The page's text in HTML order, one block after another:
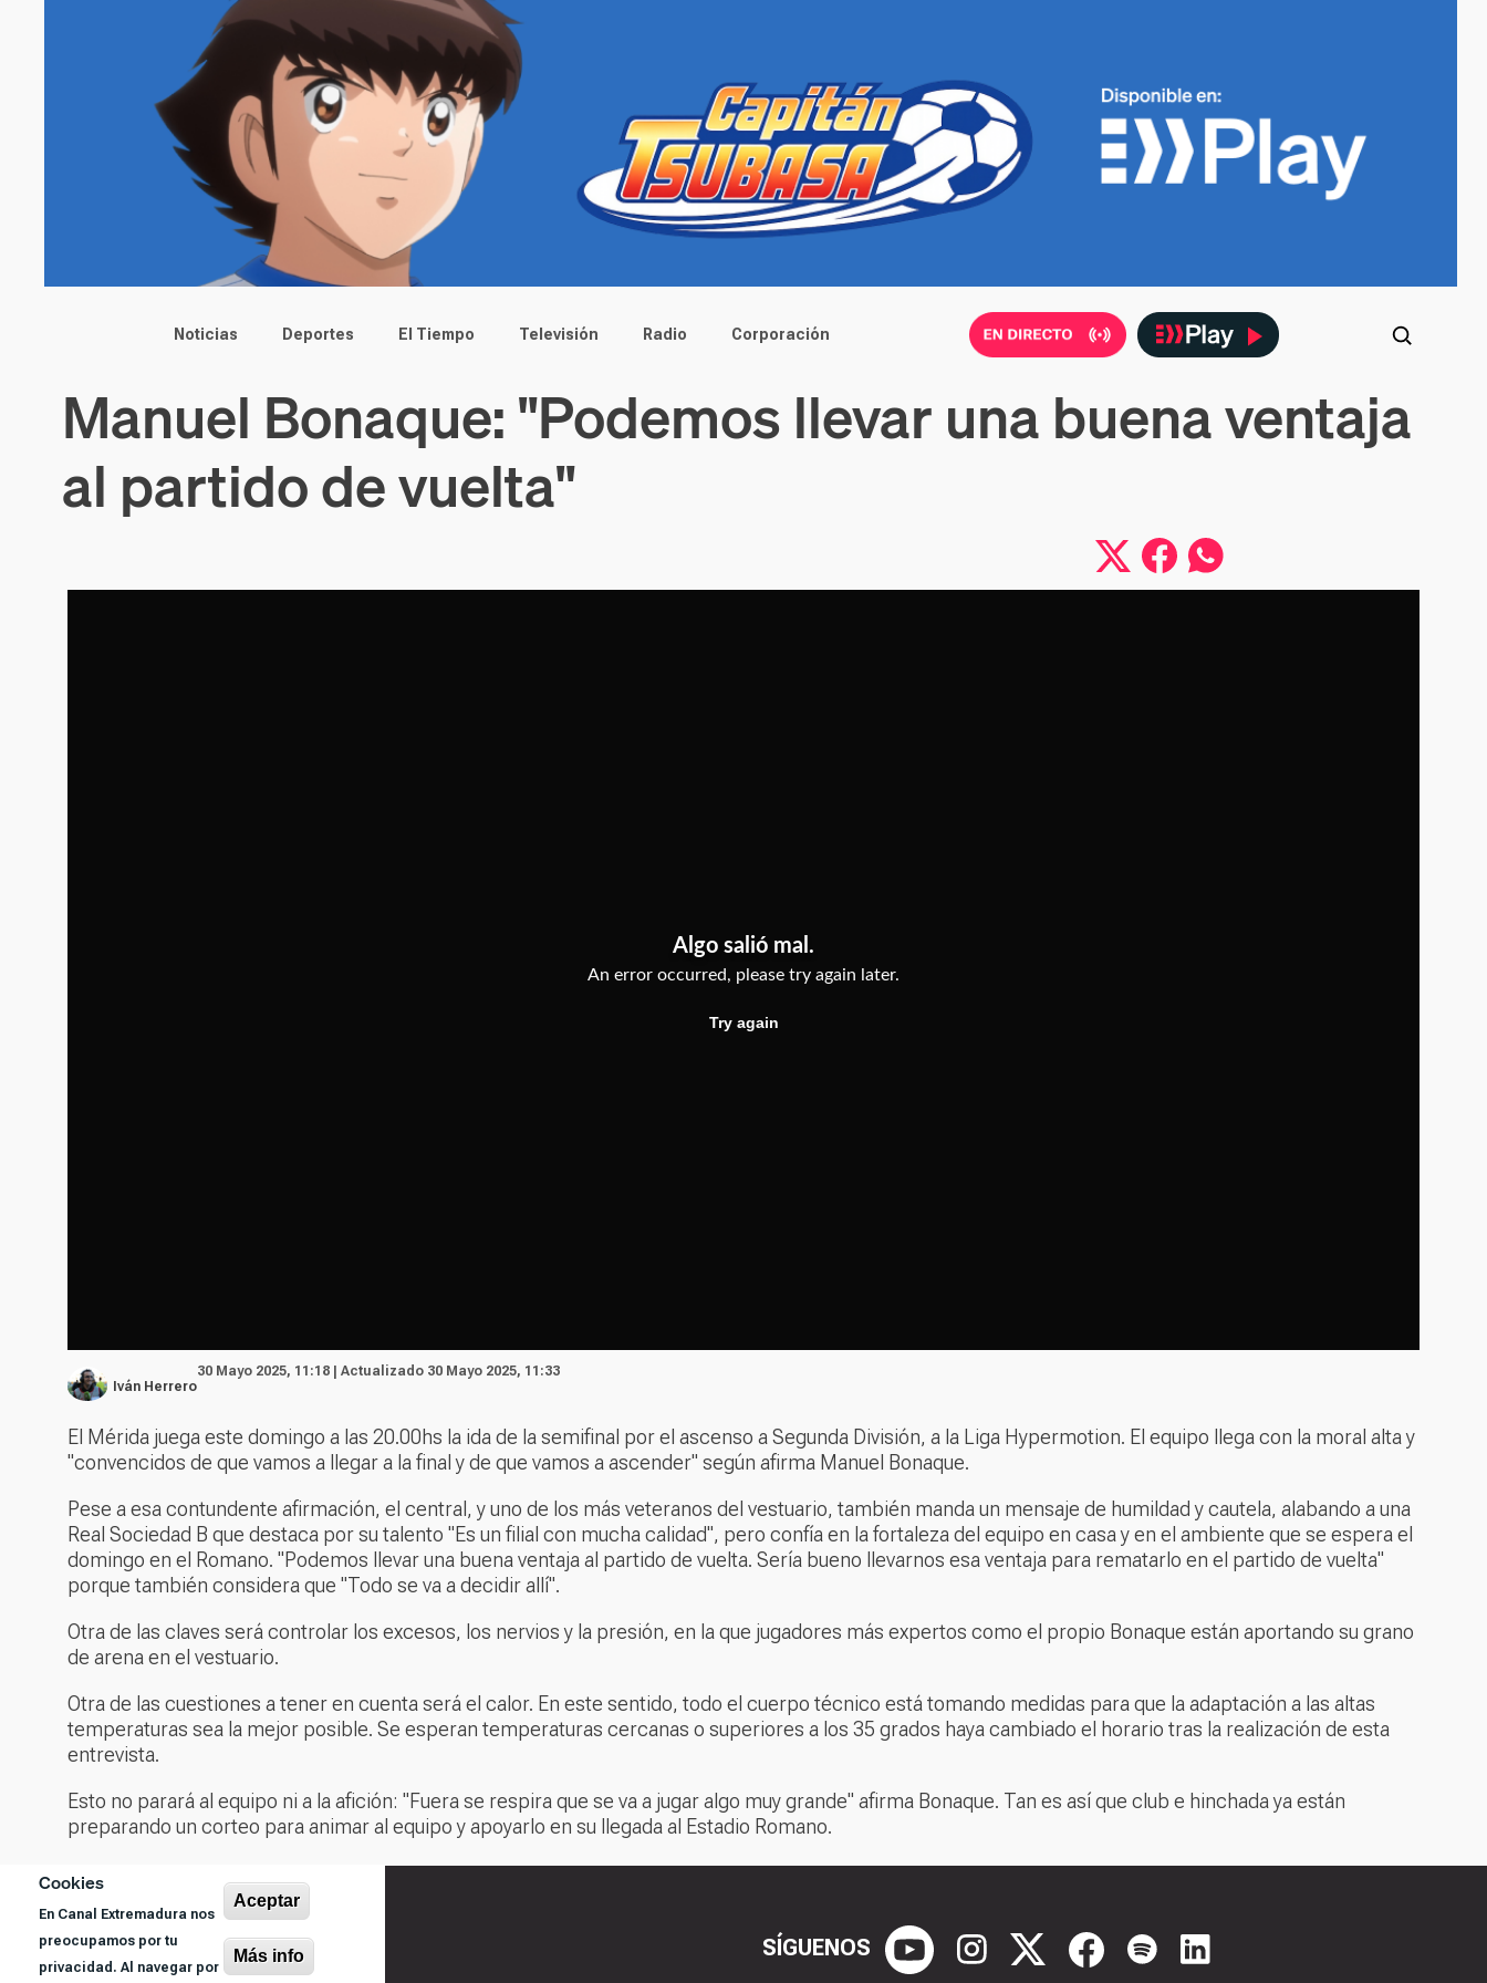
Cookies
En Canal Extremadura nos
preocupamos por tu
privacidad. Al navegar por
Aceptar
Más info
Main menu
Noticias Deportes El Tiempo Televisión Radio Corporación
Manuel Bonaque: "Podemos llevar una buena ventaja
al partido de vuelta"
Iván Herrero
30 Mayo 2025, 11:18 | Actualizado 30 Mayo 2025, 11:33
El Mérida juega este domingo a las 20.00hs la ida de la semifinal por el ascenso a Segunda División, a la Liga Hypermotion. El equipo llega con la moral alta y
"convencidos de que vamos a llegar a la final y de que vamos a ascender" según afirma Manuel Bonaque.
Pese a esa contundente afirmación, el central, y uno de los más veteranos del vestuario, también manda un mensaje de humildad y cautela, alabando a una
Real Sociedad B que destaca por su talento "Es un filial con mucha calidad", pero confía en la fortaleza del equipo en casa y en el ambiente que se espera el
domingo en el Romano. "Podemos llevar una buena ventaja al partido de vuelta. Sería bueno llevarnos esa ventaja para rematarlo en el partido de vuelta"
porque también considera que "Todo se va a decidir allí".
Otra de las claves será controlar los excesos, los nervios y la presión, en la que jugadores más expertos como el propio Bonaque están aportando su grano
de arena en el vestuario.
Otra de las cuestiones a tener en cuenta será el calor. En este sentido, todo el cuerpo técnico está tomando medidas para que la adaptación a las altas
temperaturas sea la mejor posible. Se esperan temperaturas cercanas o superiores a los 35 grados haya cambiado el horario tras la realización de esta
entrevista.
Esto no parará al equipo ni a la afición: "Fuera se respira que se va a jugar algo muy grande" afirma Bonaque. Tan es así que club e hinchada ya están
preparando un corteo para animar al equipo y apoyarlo en su llegada al Estadio Romano.
SÍGUENOS